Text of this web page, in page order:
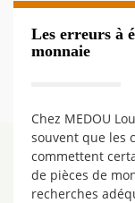
Les erreurs à
monnaie
Chez MEDOU
souvent que les
commettent
de pièces de
recherches